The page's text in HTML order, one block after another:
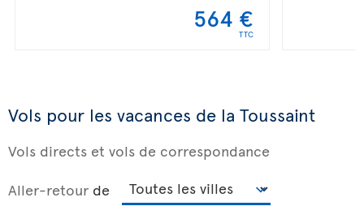
564 €
TTC
Vols pour les vacances de la Toussaint
Vols directs et vols de correspondance
Aller-retour de